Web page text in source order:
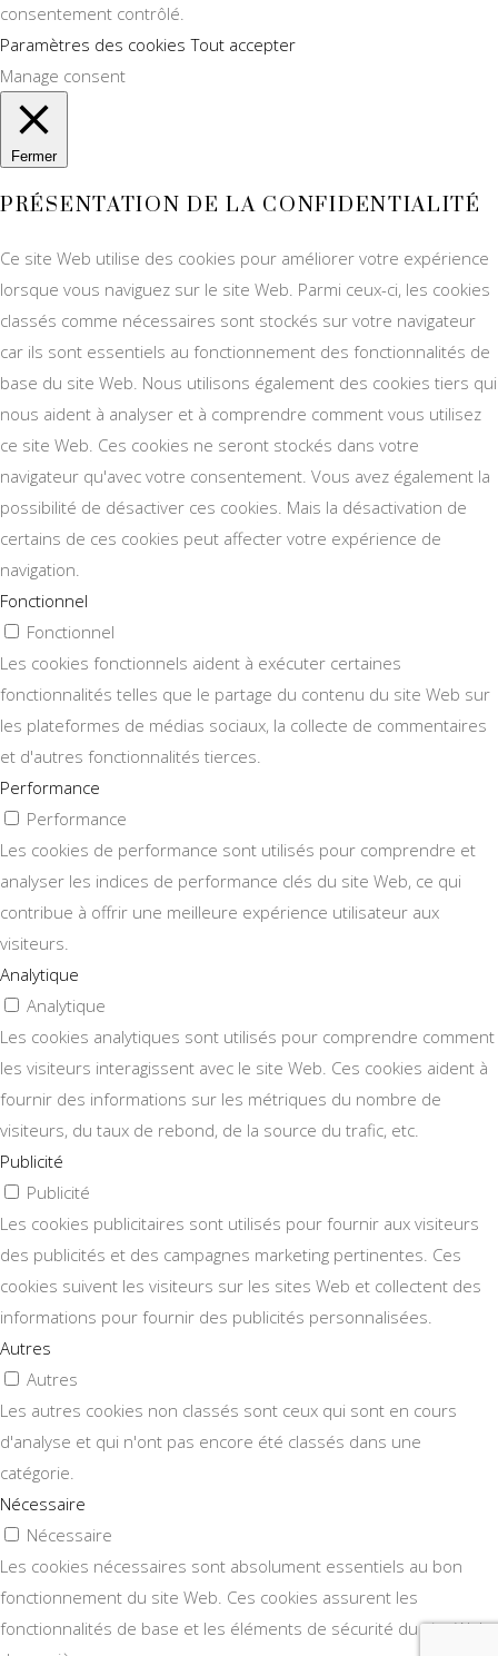
consentement contrôlé.
Paramètres des cookies Tout accepter
Manage consent
Fermer
PRÉSENTATION DE LA CONFIDENTIALITÉ
Ce site Web utilise des cookies pour améliorer votre expérience
lorsque vous naviguez sur le site Web. Parmi ceux-ci, les cookies
classés comme nécessaires sont stockés sur votre navigateur
car ils sont essentiels au fonctionnement des fonctionnalités de
base du site Web. Nous utilisons également des cookies tiers qui
nous aident à analyser et à comprendre comment vous utilisez
ce site Web. Ces cookies ne seront stockés dans votre
navigateur qu'avec votre consentement. Vous avez également la
possibilité de désactiver ces cookies. Mais la désactivation de
certains de ces cookies peut affecter votre expérience de
navigation.
Fonctionnel
Fonctionnel
Les cookies fonctionnels aident à exécuter certaines
fonctionnalités telles que le partage du contenu du site Web sur
les plateformes de médias sociaux, la collecte de commentaires
et d'autres fonctionnalités tierces.
Performance
Performance
Les cookies de performance sont utilisés pour comprendre et
analyser les indices de performance clés du site Web, ce qui
contribue à offrir une meilleure expérience utilisateur aux
visiteurs.
Analytique
Analytique
Les cookies analytiques sont utilisés pour comprendre comment
les visiteurs interagissent avec le site Web. Ces cookies aident à
fournir des informations sur les métriques du nombre de
visiteurs, du taux de rebond, de la source du trafic, etc.
Publicité
Publicité
Les cookies publicitaires sont utilisés pour fournir aux visiteurs
des publicités et des campagnes marketing pertinentes. Ces
cookies suivent les visiteurs sur les sites Web et collectent des
informations pour fournir des publicités personnalisées.
Autres
Autres
Les autres cookies non classés sont ceux qui sont en cours
d'analyse et qui n'ont pas encore été classés dans une
catégorie.
Nécessaire
Nécessaire
Les cookies nécessaires sont absolument essentiels au bon
fonctionnement du site Web. Ces cookies assurent les
fonctionnalités de base et les éléments de sécurité du site Web,